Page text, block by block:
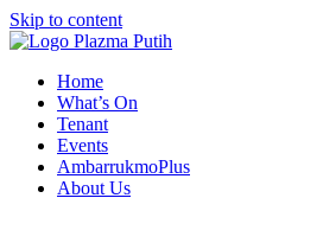
Skip to content
Home
What’s On
Tenant
Events
AmbarrukmoPlus
About Us